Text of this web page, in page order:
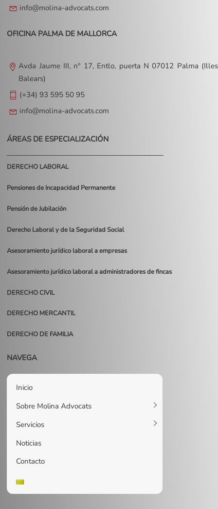
info@molina-advocats.com
OFICINA PALMA DE MALLORCA
Avda Jaume III, nº 17, Entlo, puerta N 07012 Palma (Illes
Balears)
(+34) 93 595 50 95
info@molina-advocats.com
ÁREAS DE ESPECIALIZACIÓN
DERECHO LABORAL
Pensiones de Incapacidad Permanente
Pensión de Jubilación
Derecho Laboral y de la Seguridad Social
Asesoramiento jurídico laboral a empresas
Asesoramiento jurídico laboral a administradores de fincas
DERECHO CIVIL
DERECHO MERCANTIL
DERECHO DE FAMILIA
NAVEGA
Inicio
Sobre Molina Advocats
Servicios
Noticias
Contacto